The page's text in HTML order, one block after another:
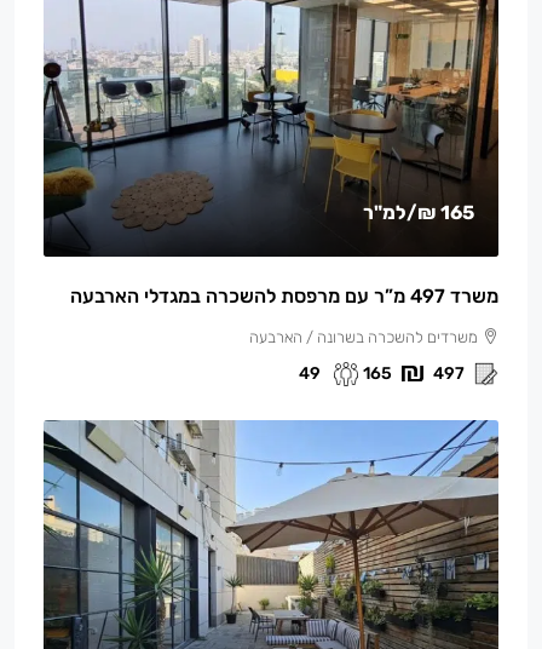
165 ₪ /למ"ר
משרד 497 מ”ר עם מרפסת להשכרה במגדלי הארבעה
משרדים להשכרה בשרונה / הארבעה
497
165
49